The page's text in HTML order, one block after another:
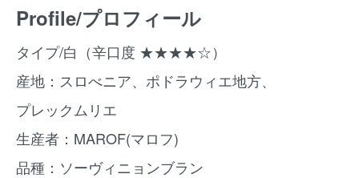
Profile/プロフィール
タイプ/白（辛口度 ★★★★☆）
産地：スロべニア、ポドラウィエ地方、
プレックムリエ
生産者：MAROF(マロフ)
品種：ソーヴィニョンブラン